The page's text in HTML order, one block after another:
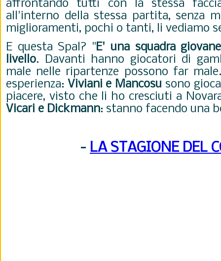
affrontando tutti con la stessa
all'interno della stessa partita, senza
miglioramenti, pochi o tanti, li vediamo
E questa Spal? "E' una squadra
livello. Davanti hanno giocatori di
male nelle ripartenze possono far
esperienza: Viviani e Mancosu sono
piacere, visto che li ho cresciuti a
Vicari e Dickmann: stanno facendo una
- LA STAGIONE DEL